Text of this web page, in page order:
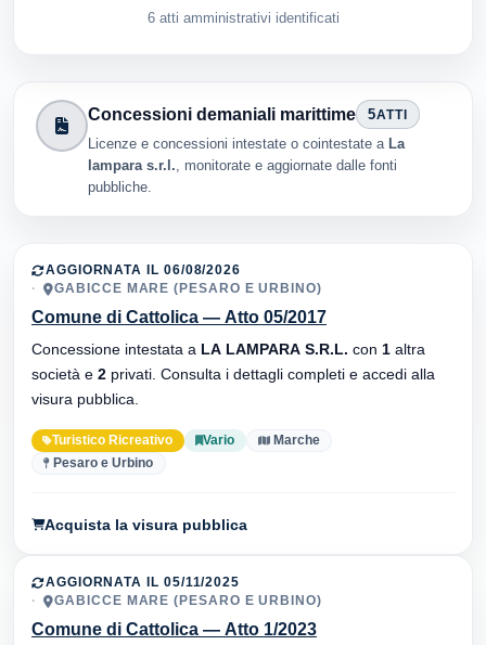
6 atti amministrativi identificati
Concessioni demaniali marittime 5ATTI
Licenze e concessioni intestate o cointestate a La
lampara s.r.l., monitorate e aggiornate dalle fonti
pubbliche.
AGGIORNATA IL 06/08/2026
GABICCE MARE (PESARO E URBINO)
Comune di Cattolica — Atto 05/2017
Concessione intestata a LA LAMPARA S.R.L. con 1 altra
società e 2 privati. Consulta i dettagli completi e accedi alla
visura pubblica.
Turistico Ricreativo Vario
Marche
Pesaro e Urbino
Acquista la visura pubblica
AGGIORNATA IL 05/11/2025
GABICCE MARE (PESARO E URBINO)
Comune di Cattolica — Atto 1/2023